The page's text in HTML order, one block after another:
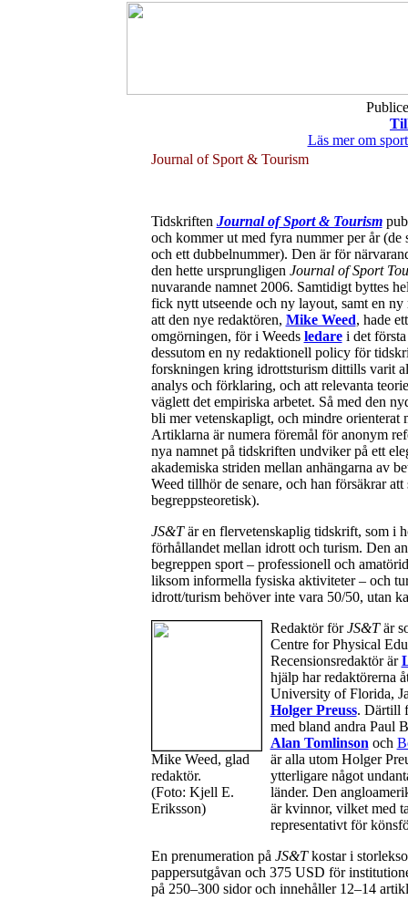
Läs mer om
Journal of Sport & Tourism
Tidskriften Journal of Sport & Tourism
och kommer ut med fyra nummer per år (de
och ett dubbelnummer). Den är för
den hette ursprungligen Journal of Sport
nuvarande namnet 2006. Samtidigt byttes
fick nytt utseende och ny layout, samt en
att den nye redaktören, Mike Weed, hade
omgörningen, för i Weeds ledarei det första
dessutom en ny redaktionell policy för
forskningen kring idrottsturism dittills varit
analys och förklaring, och att relevanta
väglett det empiriska arbetet. Så med den
bli mer vetenskapligt, och mindre orienterat
Artiklarna är numera föremål för anonym
nya namnet på tidskriften undviker på ett
akademiska striden mellan anhängarna av
Weed tillhör de senare, och han försäkrar
begreppsteoretisk).
JS&Tär en flervetenskaplig tidskrift, som i
förhållandet mellan idrott och turism. Den
begreppen sport – professionell och
liksom informella fysiska aktiviteter – och
idrott/turism behöver inte vara 50/50, utan
Mike Weed, glad
redaktör.
(Foto: Kjell E.
Eriksson)
Redaktör förJS&Tär
Centre for Physical
Recensionsredaktör är
hjälp har redaktörerna
University of Florida,
Holger Preuss. Därtill
med bland andra Paul
Alan Tomlinson och
är alla utom Holger
ytterligare något
länder. Den
är kvinnor, vilket med
representativt för
En prenumeration på JS&Tkostar i
pappersutgåvan och 375 USD för
på 250–300 sidor och innehåller 12–14